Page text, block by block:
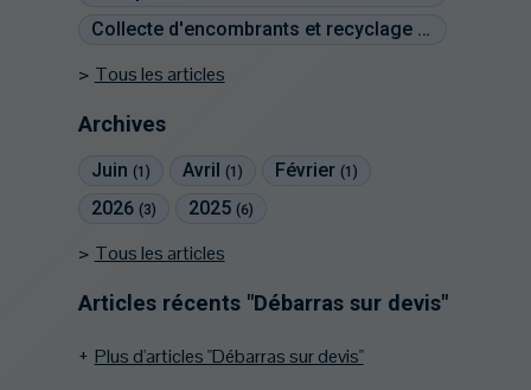
Collecte d'encombrants et recyclage
(2)
Tous les articles
Archives
Juin (1) Avril(1) Février(1)
2026 (3) 2025(6)
Tous les articles
Articles récents "Débarras sur devis"
Plus d'articles "Débarras sur devis"